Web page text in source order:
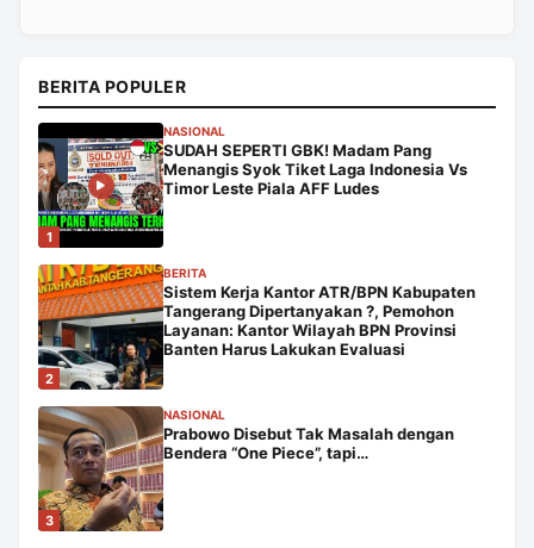
BERITA POPULER
1
NASIONAL
SUDAH SEPERTI GBK! Madam Pang
Menangis Syok Tiket Laga Indonesia Vs
Timor Leste Piala AFF Ludes
2
BERITA
Sistem Kerja Kantor ATR/BPN Kabupaten
Tangerang Dipertanyakan ?, Pemohon
Layanan: Kantor Wilayah BPN Provinsi
Banten Harus Lakukan Evaluasi
3
NASIONAL
Prabowo Disebut Tak Masalah dengan
Bendera “One Piece”, tapi…